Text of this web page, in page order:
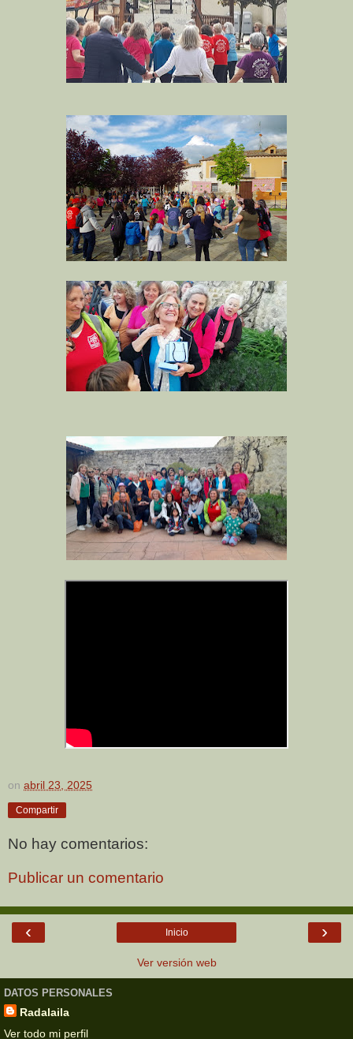
on abril 23, 2025
Compartir
No hay comentarios:
Publicar un comentario
‹ ›
Inicio
Ver versión web
DATOS PERSONALES
Radalaila
Ver todo mi perfil